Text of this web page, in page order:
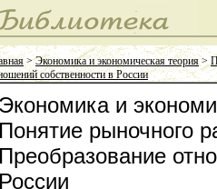
>Экономика и экономическая теория>
собственности в России
Экономика и
Понятие рыночного
Преобразование
России